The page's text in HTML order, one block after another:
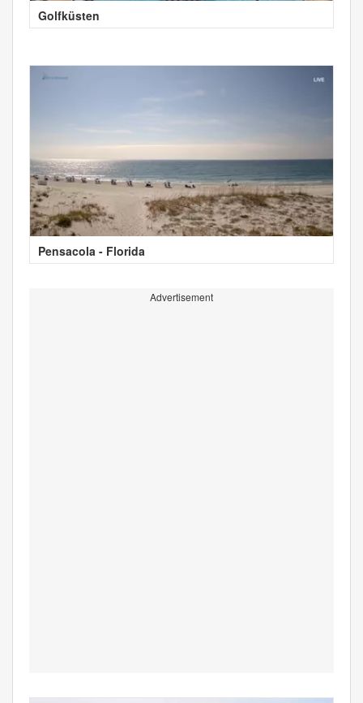
Golfküsten
Pensacola - Florida
Advertisement